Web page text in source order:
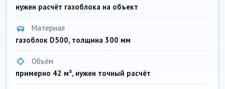
нужен расчёт газоблока на объект
Материал
газоблок D500, толщина 300 мм
Объём
примерно 42 м³, нужен точный расчёт